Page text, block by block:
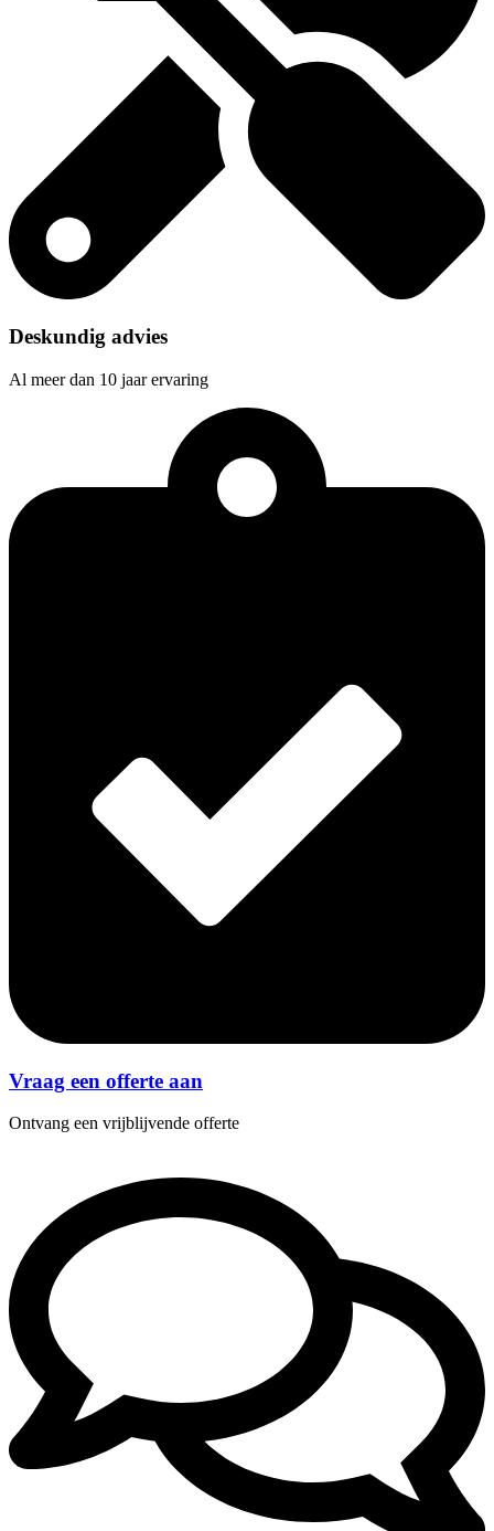
Deskundig advies
Al meer dan 10 jaar ervaring
Vraag een offerte aan
Ontvang een vrijblijvende offerte